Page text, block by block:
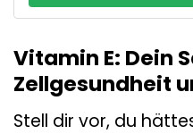
Vitamin E: Dein
Zellgesundheit
Stell dir vor, du